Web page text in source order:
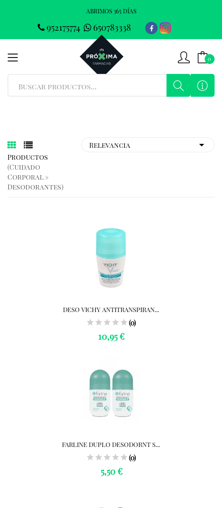
ABRIMOS 365 DÍAS
952175774 650783338
0
Productos
(cuidado
Corporal »
Desodorantes)
DESO VICHY ANTITRANSPIRAN...
(0)
10,95 €
FARLINE DUPLO DESODORNT S...
(0)
5,50 €